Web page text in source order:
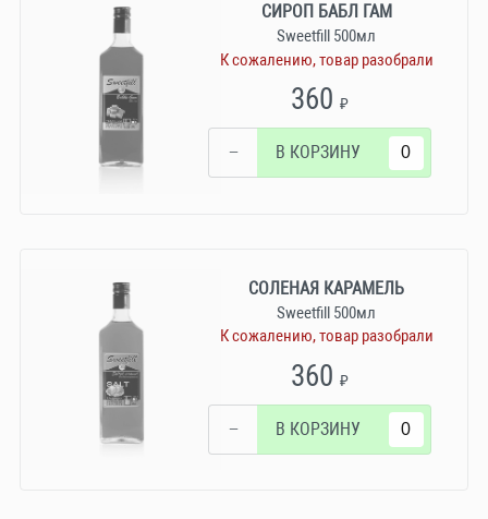
СИРОП БАБЛ ГАМ
Sweetfill 500мл
К сожалению, товар разобрали
360₽
− В КОРЗИНУ
СОЛЕНАЯ КАРАМЕЛЬ
Sweetfill 500мл
К сожалению, товар разобрали
360₽
− В КОРЗИНУ